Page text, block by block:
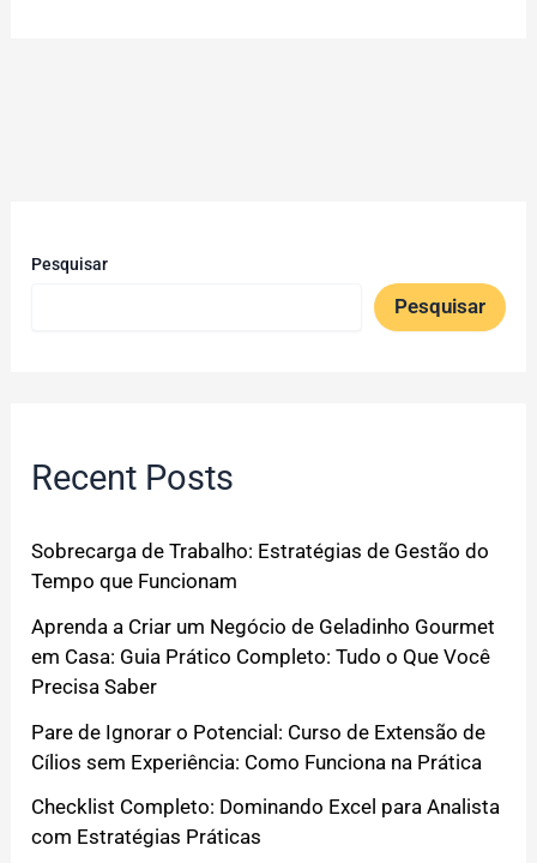
Pesquisar
Pesquisar
Recent Posts
Sobrecarga de Trabalho: Estratégias de Gestão do
Tempo que Funcionam
Aprenda a Criar um Negócio de Geladinho Gourmet
em Casa: Guia Prático Completo: Tudo o Que Você
Precisa Saber
Pare de Ignorar o Potencial: Curso de Extensão de
Cílios sem Experiência: Como Funciona na Prática
Checklist Completo: Dominando Excel para Analista
com Estratégias Práticas